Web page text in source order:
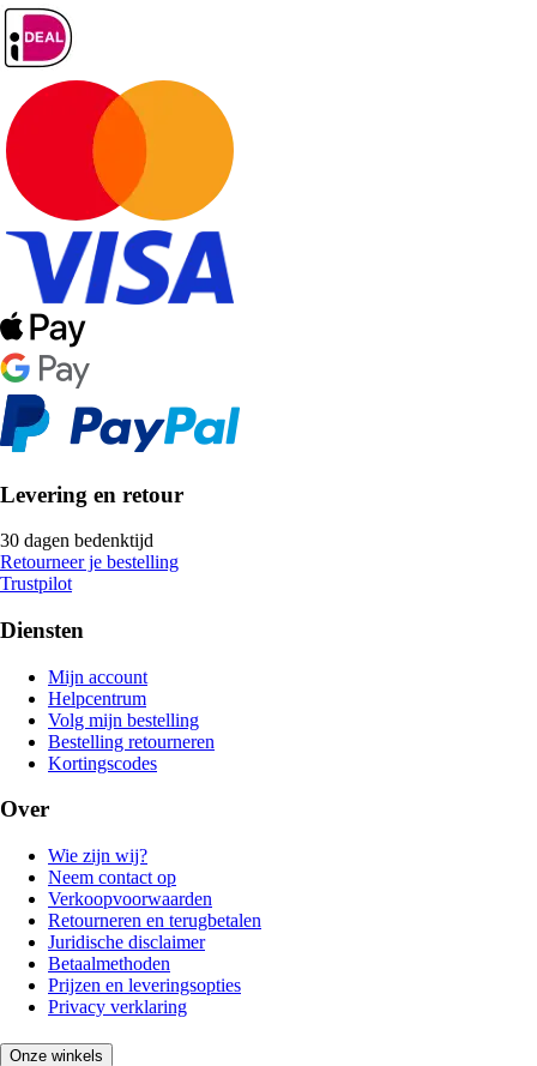
Levering en retour
30 dagen bedenktijd
Retourneer je bestelling
Trustpilot
Diensten
Mijn account
Helpcentrum
Volg mijn bestelling
Bestelling retourneren
Kortingscodes
Over
Wie zijn wij?
Neem contact op
Verkoopvoorwaarden
Retourneren en terugbetalen
Juridische disclaimer
Betaalmethoden
Prijzen en leveringsopties
Privacy verklaring
Onze winkels